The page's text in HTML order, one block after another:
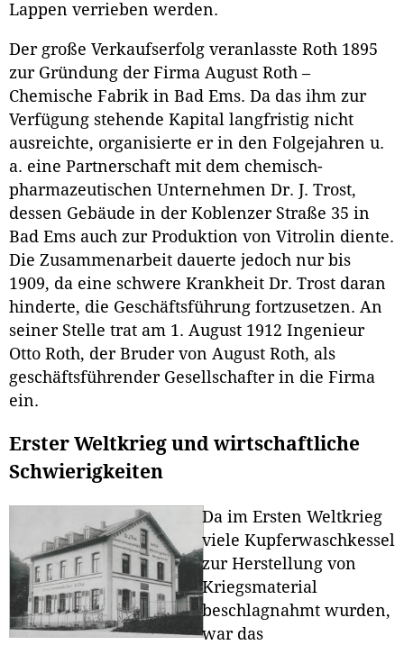
Lappen verrieben werden.
Der große Verkaufserfolg veranlasste Roth 1895
zur Gründung der Firma August Roth –
Chemische Fabrik in Bad Ems. Da das ihm zur
Verfügung stehende Kapital langfristig nicht
ausreichte, organisierte er in den Folgejahren u.
a. eine Partnerschaft mit dem chemisch-
pharmazeutischen Unternehmen Dr. J. Trost,
dessen Gebäude in der Koblenzer Straße 35 in
Bad Ems auch zur Produktion von Vitrolin diente.
Die Zusammenarbeit dauerte jedoch nur bis
1909, da eine schwere Krankheit Dr. Trost daran
hinderte, die Geschäftsführung fortzusetzen. An
seiner Stelle trat am 1. August 1912 Ingenieur
Otto Roth, der Bruder von August Roth, als
geschäftsführender Gesellschafter in die Firma
ein.
Erster Weltkrieg und wirtschaftliche
Schwierigkeiten
Da im Ersten Weltkrieg
viele Kupferwaschkessel
zur Herstellung von
Kriegsmaterial
beschlagnahmt wurden,
war das